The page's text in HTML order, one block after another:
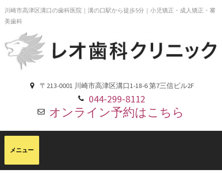
川崎市高津区溝口の歯科医院｜溝の口駅から徒歩5分｜小児矯正・成人矯正・審
美歯科
〒213-0001 川崎市高津区溝口1-18-6 第7三信ビル2F
044-299-8112
オンライン予約はこちら